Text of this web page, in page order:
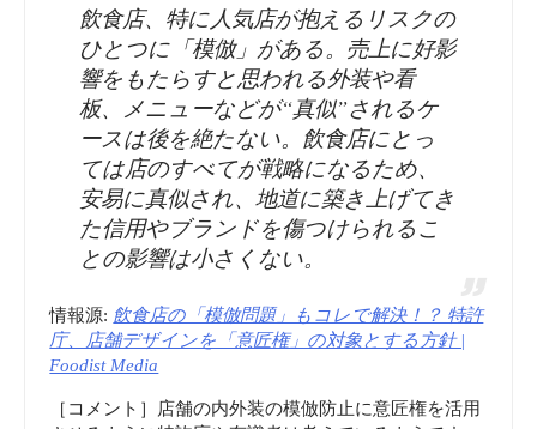
infringement”
飲食店、特に人気店が抱えるリスクの
ひとつに「模倣」がある。売上に好影
響をもたらすと思われる外装や看
板、メニューなどが“真似”されるケ
ースは後を絶たない。飲食店にとっ
ては店のすべてが戦略になるため、
安易に真似され、地道に築き上げてき
た信用やブランドを傷つけられるこ
との影響は小さくない。
情報源: 飲食店の「模倣問題」もコレで解決！？ 特許
庁、店舗デザインを「意匠権」の対象とする方針 |
Foodist Media
［コメント］店舗の内外装の模倣防止に意匠権を活用